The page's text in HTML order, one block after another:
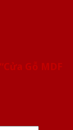
Gỗ MDF